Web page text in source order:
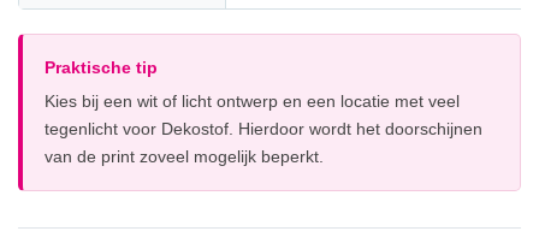
Praktische tip
Kies bij een wit of licht ontwerp en een locatie met veel
tegenlicht voor Dekostof. Hierdoor wordt het doorschijnen
van de print zoveel mogelijk beperkt.